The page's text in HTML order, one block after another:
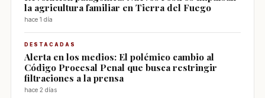
la agricultura familiar en Tierra del Fuego
hace 1 día
DESTACADAS
Alerta en los medios: El polémico cambio al
Código Procesal Penal que busca restringir
filtraciones a la prensa
hace 2 días